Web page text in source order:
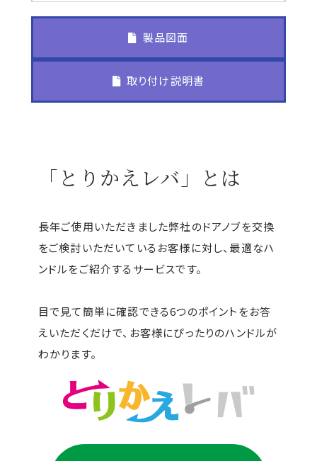
製品図面
取り付け説明書
「とりかえレバ」とは
長年ご使用いただきました弊社のドアノブを交換
をご検討いただいているお客様に対し、最適なハ
ンドルをご紹介するサービスです。
目で見て簡単に確認できる6つのポイントをお答
えいただくだけで、お客様にぴったりのハンドルが
わかります。